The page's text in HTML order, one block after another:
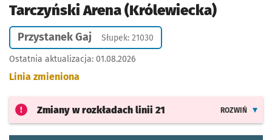
Tarczyński Arena (Królewiecka)
Przystanek Gaj Słupek: 21030
Ostatnia aktualizacja: 01.08.2026
Linia zmieniona
Zmiany w rozkładach linii 21 ROZWIŃ